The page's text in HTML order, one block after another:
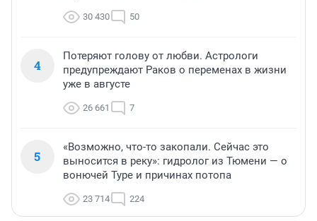
30 430 50
4
Потеряют голову от любви. Астрологи
предупреждают Раков о переменах в жизни
уже в августе
26 661 7
5
«Возможно, что-то закопали. Сейчас это
выносится в реку»: гидролог из Тюмени — о
вонючей Туре и причинах потопа
23 714 224